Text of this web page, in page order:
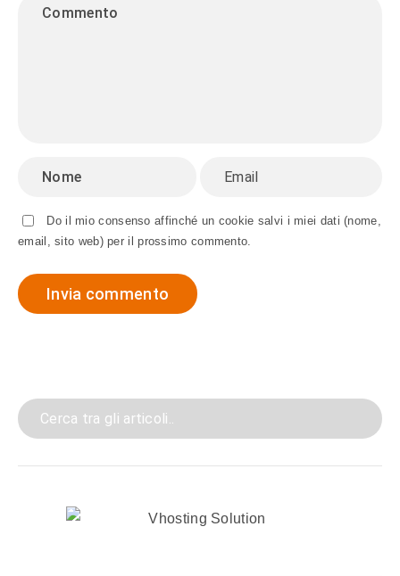
Do il mio consenso affinché un cookie salvi i miei dati (nome,
email, sito web) per il prossimo commento.